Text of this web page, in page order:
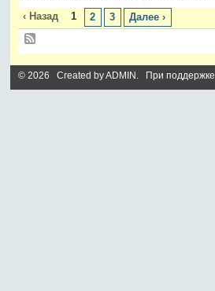
‹ Назад 1 2 3 Далее ›
© 2026 Created byADMIN. При поддержке